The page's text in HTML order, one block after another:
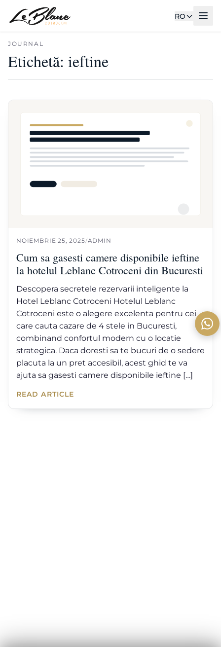
RO
JOURNAL
Etichetă: ieftine
NOIEMBRIE 25, 2025/ADMIN
Cum sa gasesti camere disponibile ieftine
la hotelul Leblanc Cotroceni din Bucuresti
Descopera secretele rezervarii inteligente la
Hotel Leblanc Cotroceni Hotelul Leblanc
Cotroceni este o alegere excelenta pentru cei
care cauta cazare de 4 stele in Bucuresti,
combinand confortul modern cu o locatie
strategica. Daca doresti sa te bucuri de o sedere
placuta la un pret accesibil, acest ghid te va
ajuta sa gasesti camere disponibile ieftine […]
READ ARTICLE